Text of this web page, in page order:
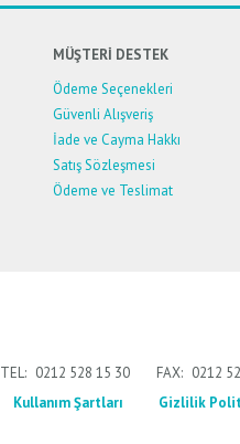
MÜŞTERİ DESTEK
Ödeme Seçenekleri
Güvenli Alışveriş
İade ve Cayma Hakkı
Satış Sözleşmesi
Ödeme ve Teslimat
TEL: 0212 528 15 30 FAX: 0212
Kullanım Şartları Gizlilik